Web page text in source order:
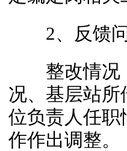
2、反馈问
整改情况：
况、基层站
位负责人任职
作作出调整。